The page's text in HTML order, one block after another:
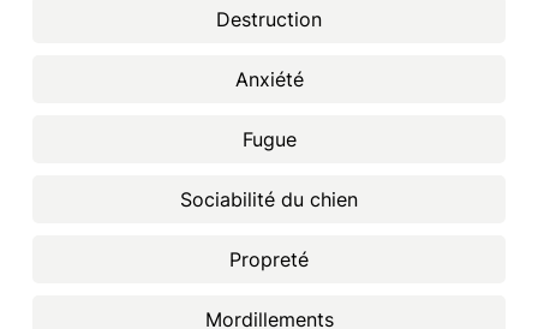
Destruction
Anxiété
Fugue
Sociabilité du chien
Propreté
Mordillements